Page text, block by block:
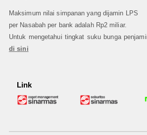
Maksimum nilai simpanan yang dijamin LPS
per Nasabah per bank adalah Rp2 miliar.
Untuk mengetahui tingkat suku bunga
di sini
Link